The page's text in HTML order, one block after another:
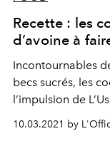
Recette : les
d’avoine à
Incontournables
becs sucrés, les
l’impulsion de
nutritive ajoutée.
10.03.2021 by